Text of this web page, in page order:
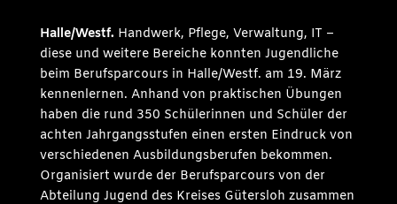
Halle/Westf. Handwerk, Pflege, Verwaltung, IT –
diese und weitere Bereiche konnten Jugendliche
beim Berufsparcours in Halle/Westf. am 19. März
kennenlernen. Anhand von praktischen Übungen
haben die rund 350 Schülerinnen und Schüler der
achten Jahrgangsstufen einen ersten Eindruck von
verschiedenen Ausbildungsberufen bekommen.
Organisiert wurde der Berufsparcours von der
Abteilung Jugend des Kreises Gütersloh zusammen